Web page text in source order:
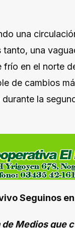
una
una
en el norte
de cambios
la
Seguinos
de Medios